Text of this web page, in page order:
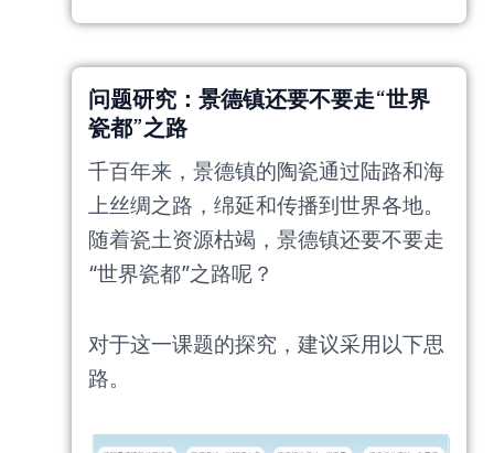
问题研究：景德镇还要不要走“世界
瓷都”之路
千百年来，景德镇的陶瓷通过陆路和海
上丝绸之路，绵延和传播到世界各地。
随着瓷土资源枯竭，景德镇还要不要走
“世界瓷都”之路呢？
对于这一课题的探究，建议采用以下思
路。